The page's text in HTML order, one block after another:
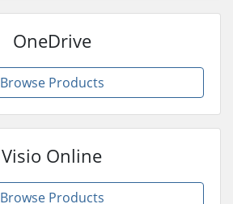
OneDrive
Browse Products
Visio Online
Browse Products